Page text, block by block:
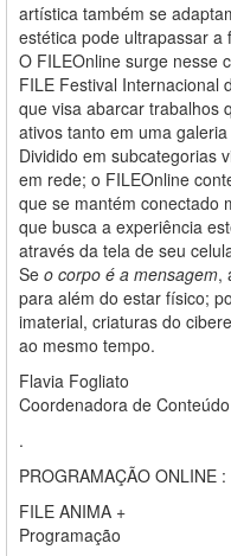
artística também se
estética pode ultrapassar a
O FILEOnline surge nesse
FILE Festival Internacional
que visa abarcar trabalhos
ativos tanto em uma
Dividido em subcategorias
em rede; o FILEOnline
que se mantém conectado
que busca a experiência
através da tela de seu
Se o corpo é a mensagem,
para além do estar físico;
imaterial, criaturas do
ao mesmo tempo.
Flavia Fogliato
Coordenadora de Conteúdo
.
PROGRAMAÇÃO ONLINE :
FILE ANIMA +
Programação